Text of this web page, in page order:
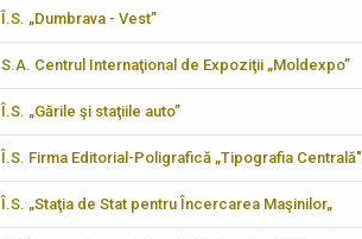
Î.S. „Dumbrava - Vest”
S.A. Centrul Internaţional de Expoziţii „Moldexpo”
Î.S. „Gările şi staţiile auto”
Î.S. Firma Editorial-Poligrafică „Tipografia Centrală"
Î.S. „Staţia de Stat pentru Încercarea Maşinilor„